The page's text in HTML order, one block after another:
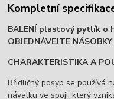
Kompletní
BALENÍ plastový pytlík o
OBJEDNÁVEJTE
CHARAKTERISTIKA A
Břidličný posyp se používá
návalku ve spoji, který